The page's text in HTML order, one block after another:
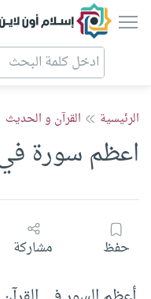
إسلام أون
الرئيسية القرآن و الحديث
اعظم سورة في
حفظ مشاركة